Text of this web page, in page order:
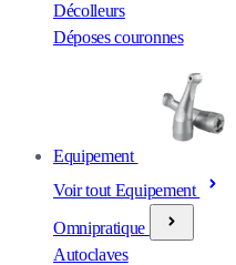
Décolleurs
Déposes couronnes
Equipement
Voir tout Equipement
Omnipratique
Autoclaves